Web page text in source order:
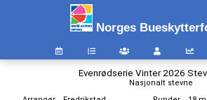
Norges
Evenrødserie Vinter 2026
Nasjonalt stevne